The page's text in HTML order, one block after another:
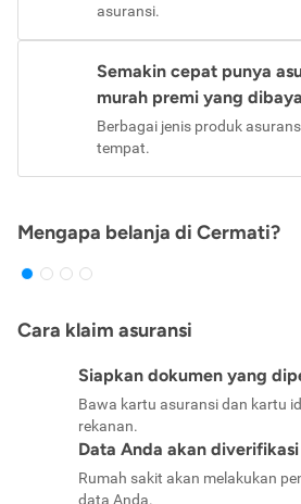
asuransi.
Semakin cepat punya
murah premi yang
Berbagai jenis produk
tempat.
Mengapa belanja di Cermati?
Cara klaim asuransi
Siapkan dokumen yang
Bawa kartu asuransi dan kartu
rekanan.
Data Anda akan diverifikasi
Rumah sakit akan melakukan
data Anda.